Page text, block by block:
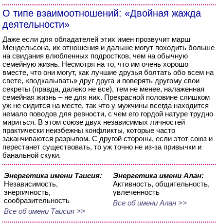
О типе взаимоотношений: «Двойная жажда
деятельности»
Даже если для обладателей этих имен прозвучит марш
Мендельсона, их отношения и дальше могут походить больше
на свидания влюбленных подростков, чем на обычную
семейную жизнь. Несмотря на то, что им очень хорошо
вместе, что они могут, как лучшие друзья болтать обо всем на
свете, «подкалывать» друг друга и поверять другому свои
секреты (правда, далеко не все), тем не менее, налаженная
семейная жизнь – не для них. Прекрасной половине слишком
уж не сидится на месте, так что у мужчины всегда находится
немало поводов для ревности, с чем его гордой натуре трудно
мириться. В этом союзе двух независимых личностей
практически неизбежны конфликты, которые часто
заканчиваются разрывом. С другой стороны, если этот союз и
перестанет существовать, то уж точно не из-за привычки и
банальной скуки.
Энергетика имени Таисия:
Независимость,
энергичность,
сообразительность
Все об имени Таисия >>
Энергетика имени Алан:
Активность, общительность,
увлеченность
Все об имени Алан >>